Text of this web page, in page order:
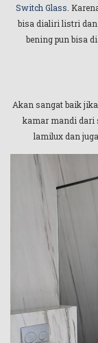
Switch Glass .
bisa dialiri listri dan
bening pun bisa
Akan sangat baik
kamar mandi dari
lamilux dan